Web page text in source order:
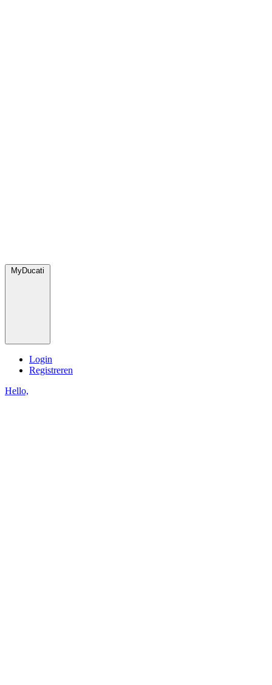
MyDucati
Login
Registreren
Hello,